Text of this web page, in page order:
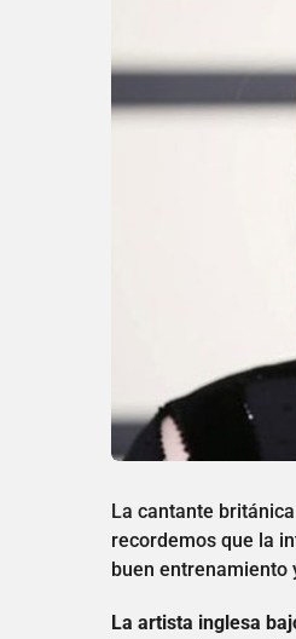
La cantante británica
recordemos que la
buen entrenamiento
La artista inglesa